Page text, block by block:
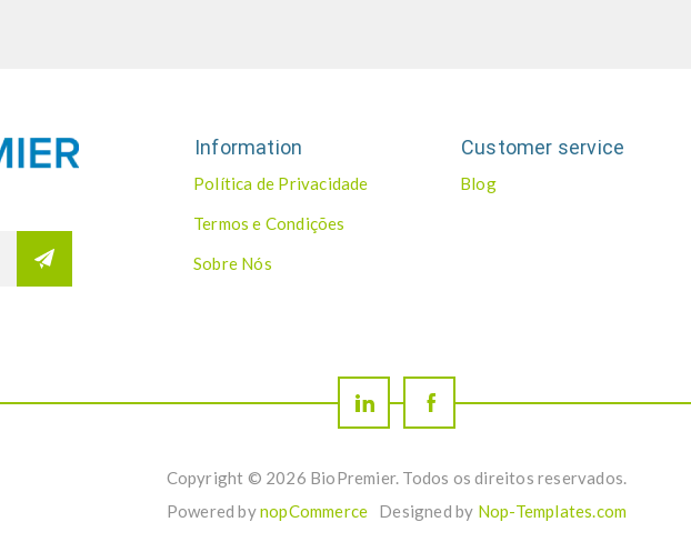
Information
Política de Privacidade
Termos e Condições
Sobre Nós
Customer service
Blog
Copyright © 2026 BioPremier. Todos os direitos reservados.
Powered bynopCommerce Designed by Nop-Templates.com